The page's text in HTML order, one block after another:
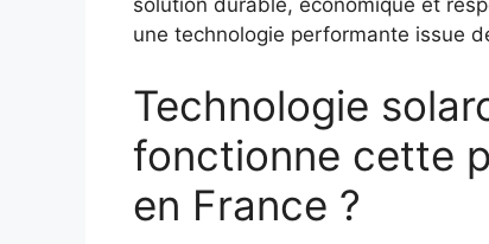
solution durable, économique et
une technologie performante issue
Technologie
fonctionne cette
en France ?